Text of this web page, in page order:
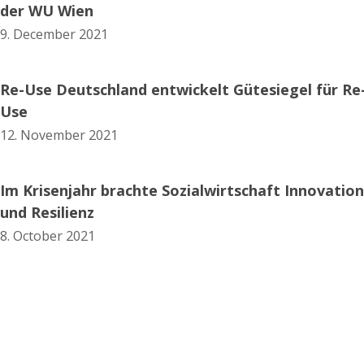
der WU Wien
9. December 2021
Re-Use Deutschland entwickelt Gütesiegel für
Use
12. November 2021
Im Krisenjahr brachte Sozialwirtschaft Innovation
und Resilienz
8. October 2021